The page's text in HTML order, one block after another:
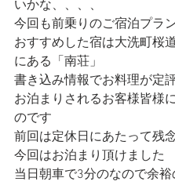
いかな、、、、
今回も前乗りのご宿泊プラ
おすすめした宿は大洗町桜
にある「南荘」
書き込み情報でお料理が定
お泊まりされるお客様皆様
のです
前回は定休日にあたって残
今回はお泊まり頂けました
当日朝車で3分のなので余